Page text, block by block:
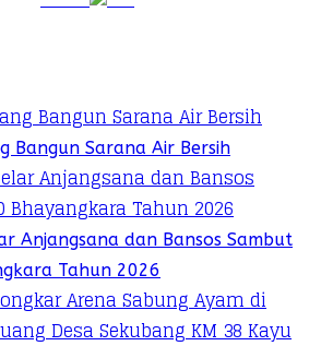
Bangun Sarana Air Bersih
Anjangsana dan Bansos Sambut
Tahun 2026